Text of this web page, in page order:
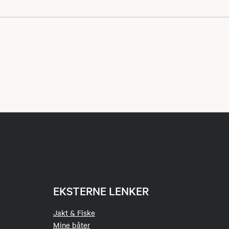
så det
forlate siden.
EKSTERNE LENKER
Jakt & Fiske
Mine båter